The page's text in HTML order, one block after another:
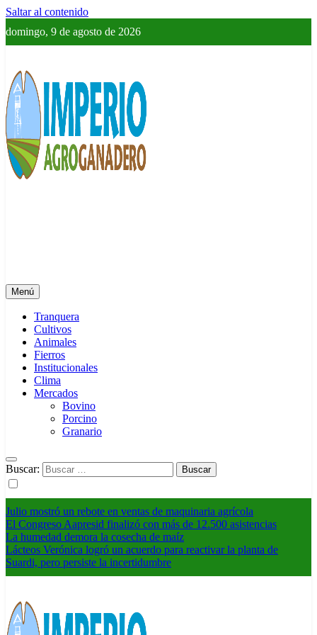
Saltar al contenido
domingo, 9 de agosto de 2026
Menú
Tranquera
Cultivos
Animales
Fierros
Institucionales
Clima
Mercados
Bovino
Porcino
Granario
Buscar:
Julio mostró un rebote en ventas de maquinaria agrícola
El Congreso Aapresid finalizó con más de 12.500 asistencias
La humedad demora la cosecha de maíz
Lácteos Verónica logró un acuerdo para reactivar la planta de
Suardi, pero persiste la incertidumbre